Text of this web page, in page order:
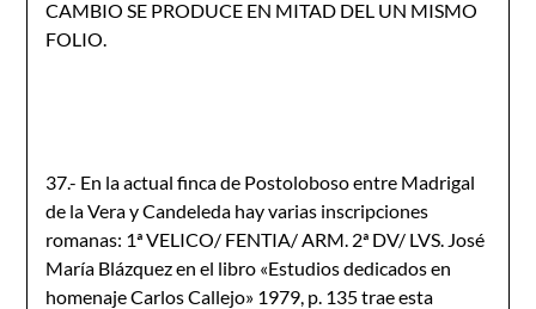
CAMBIO SE PRODUCE EN MITAD DEL UN MISMO
FOLIO.
37.- En la actual finca de Postoloboso entre Madrigal
de la Vera y Candeleda hay varias inscripciones
romanas: 1ª VELICO/ FENTIA/ ARM. 2ª DV/ LVS. José
María Blázquez en el libro «Estudios dedicados en
homenaje Carlos Callejo» 1979, p. 135 trae esta